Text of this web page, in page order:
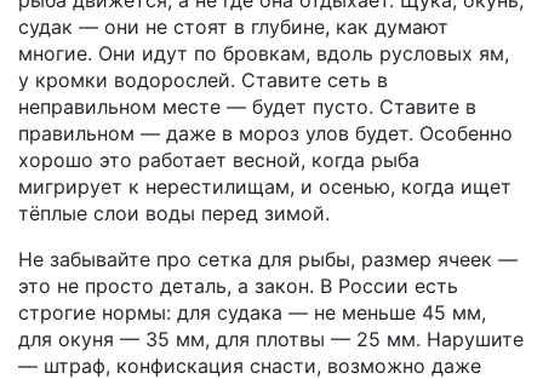
судак — они не стоят в глубине, как думают
многие. Они идут по бровкам, вдоль русловых ям,
у кромки водорослей. Ставите сеть в
неправильном месте — будет пусто. Ставите в
правильном — даже в мороз улов будет. Особенно
хорошо это работает весной, когда рыба
мигрирует к нерестилищам, и осенью, когда ищет
тёплые слои воды перед зимой.
Не забывайте про сетка для рыбы, размер ячеек —
это не просто деталь, а закон. В России есть
строгие нормы: для судака — не меньше 45 мм,
для окуня — 35 мм, для плотвы — 25 мм. Нарушите
— штраф, конфискация снасти, возможно даже